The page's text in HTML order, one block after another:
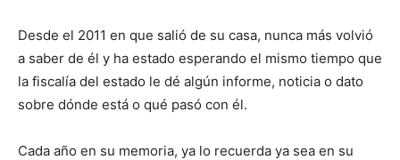
Desde el 2011 en que salió de su casa, nunca más volvió
a saber de él y ha estado esperando el mismo tiempo que
la fiscalía del estado le dé algún informe, noticia o dato
sobre dónde está o qué pasó con él.
Cada año en su memoria, ya lo recuerda ya sea en su